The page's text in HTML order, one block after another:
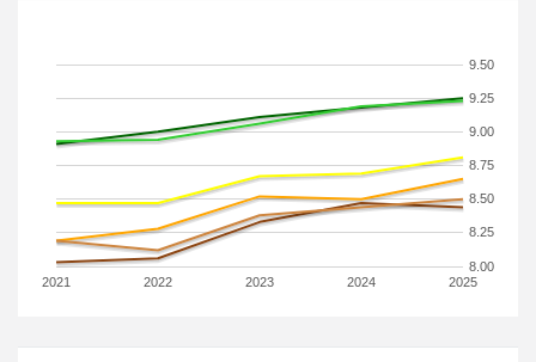
2021 2022 2023 2024 2025
8.00
8.25
8.50
8.75
9.00
9.25
9.50